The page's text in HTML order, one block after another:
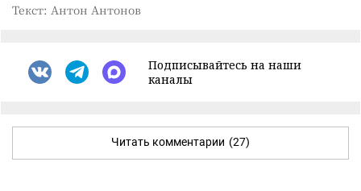
Текст: Антон Антонов
Подписывайтесь на наши
каналы
Читать комментарии (27)